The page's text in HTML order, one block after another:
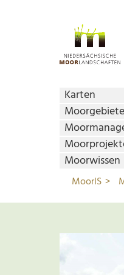
Karten
Moorgebiete
Moorwissen
MoorIS